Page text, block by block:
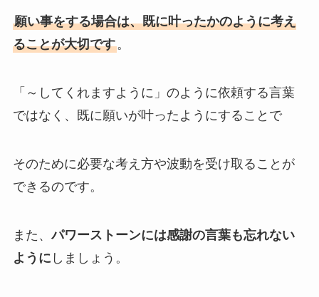
願い事をする場合は、既に叶ったかのように考え
ることが大切です。
「～してくれますように」のように依頼する言葉
ではなく、既に願いが叶ったようにすることで
そのために必要な考え方や波動を受け取ることが
できるのです。
また、パワーストーンには感謝の言葉も忘れない
ように しましょう。